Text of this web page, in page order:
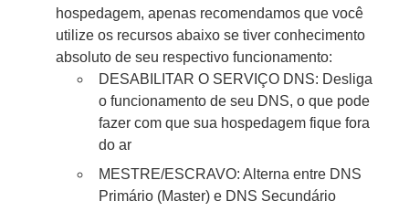
hospedagem, apenas recomendamos que você
utilize os recursos abaixo se tiver conhecimento
absoluto de seu respectivo funcionamento:
DESABILITAR O SERVIÇO DNS: Desliga
o funcionamento de seu DNS, o que pode
fazer com que sua hospedagem fique fora
do ar
MESTRE/ESCRAVO: Alterna entre DNS
Primário (Master) e DNS Secundário